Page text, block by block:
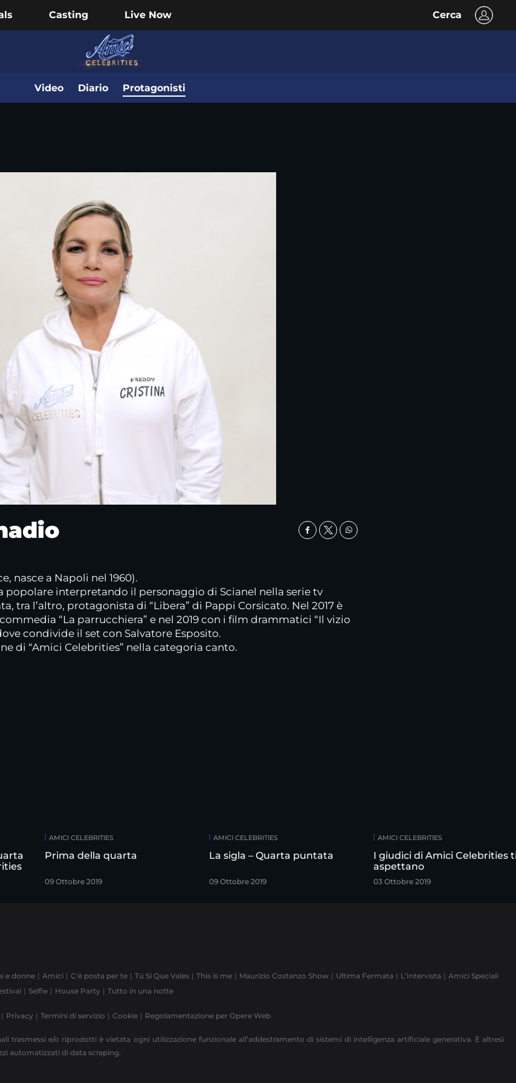
Casting Live Now Cerca
Video Diario Protagonisti
nasce a Napoli nel 1960).
popolare interpretando il personaggio di Scianel nella serie tv
tra l’altro, protagonista di “Libera” di Pappi Corsicato. Nel 2017 è
“La parrucchiera” e nel 2019 con i film drammatici “Il vizio
condivide il set con Salvatore Esposito.
di “Amici Celebrities” nella categoria canto.
AMICI CELEBRITIES
Prima della quarta
09 Ottobre 2019
AMICI CELEBRITIES
La sigla – Quarta puntata
09 Ottobre 2019
AMICI CELEBRITIES
I giudici di Amici Celebrities
aspettano
03 Ottobre 2019
e donne Amici C'è posta per te Tú Sí Que Vales This is me Maurizio Costanzo Show Ultima Fermata L'Intervista
Amici Speciali
Selfie House Party Tutto in una notte
Privacy Termini di servizio Cookie Regolamentazione per Opere Web
trasmessi e/o riprodotti è vietata ogni utilizzazione funzionale all’addestramento di sistemi di intelligenza artificiale generativa. È altresì
automatizzati di data scraping.